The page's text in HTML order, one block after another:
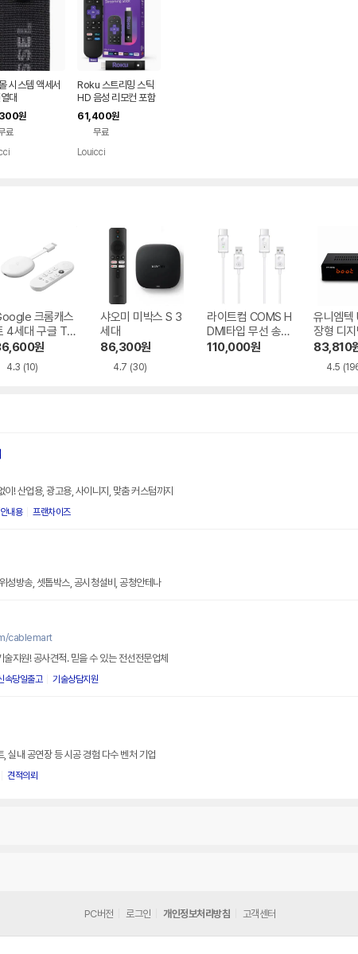
시스템 액세서
대
원
료
Roku 스트리밍 스틱
HD 음성 리모컨 포함
실시간 TV
61,400원
무료
Louicci
크롬캐스
4세대 구글 TV
원
4.3 (10)
샤오미 미박스 S 3
세대
86,300원
4.7 (30)
라이트컴 COMS H
DMI타입 무선 송수
신기 TB717
110,000원
유니엠텍
장형 디
신기 컨
HD450s
83,810
4.5
! 산업용, 광고용, 사이니지, 맞춤 커스텀까지
내용 프랜차이즈
성방송, 셋톱박스, 공시청설비, 공청안테나
cablemart
지원! 공사견적. 믿을 수 있는 전선전문업체
속당일출고 기술상담지원
실내 공연장 등 시공 경험 다수 벤처 기업
견적의뢰
PC버전 로그인 개인정보처리방침 고객센터